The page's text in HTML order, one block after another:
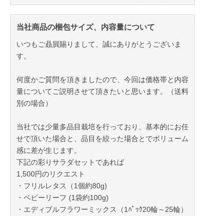
当社商品の梱包サイズ、内容量について
いつもご贔屓賜りまして、誠にありがとうございま
す。
何度かご質問を頂きましたので、今回は価格帯と内容
量についてご説明させて頂きたいと思います。（送料
別の場合）
当社では少量多品目栽培を行っており、基本的にお任
せで頂いた場合と、品目を絞った場合とでボリューム
感に差が生じます。
下記の彩りサラダセットであれば
1,500円のリクエスト
・フリルレタス（1個約80g)
・ベビーリーフ (1袋約100g)
・エディブルフラワーミックス（1ﾊﾟｯｸ20輪～25輪）